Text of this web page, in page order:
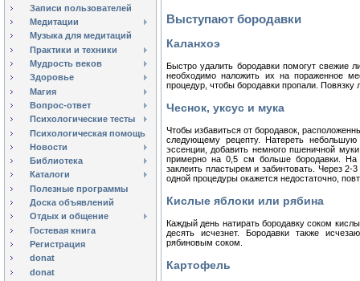
Записи пользователей
Медитации
Музыка для медитаций
Практики и техники
Мудрость веков
Здоровье
Магия
Вопрос-ответ
Психологические тесты
Психологическая помощь
Новости
Библиотека
Каталоги
Полезные программы
Доска объявлений
Отдых и общение
Гостевая книга
Регистрация
donat
donat
Выступают бородавки
Каланхоэ
Быстро удалить бородавки помогут свежие
необходимо наложить их на пораженное
процедур, чтобы бородавки пропали. Повязку
Чеснок, уксус и мука
Чтобы избавиться от бородавок,
следующему рецепту. Натереть
эссенции, добавить немного пшеничной
примерно на 0,5 см больше бородавки. На
заклеить пластырем и забинтовать. Через 2-
одной процедуры окажется недостаточно,
Кислые яблоки или рябина
Каждый день натирать бородавку соком
десять исчезнет. Бородавки также
рябиновым соком.
Картофель